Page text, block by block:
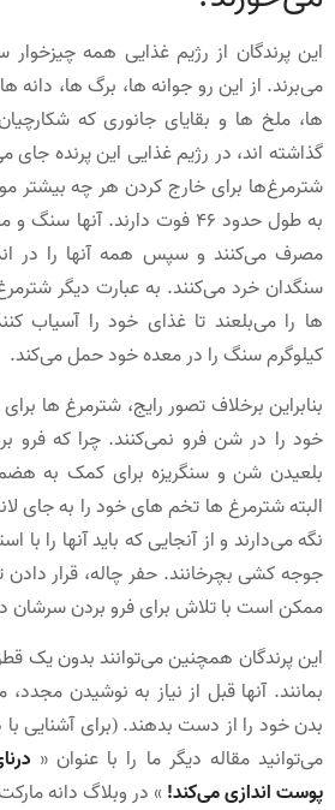
این پرندگان از رژیم غذایی همه
می‌برند. از این رو جوانه ها، برگ ها،
ها، ملخ ها و بقایای جانوری که
گذاشته اند، در رژیم غذایی این پرنده
شترمرغ‌ها برای خارج کردن هر چه بیشتر
به طول حدود 46 فوت دارند.
مصرف می‌کنند و سپس همه آنها را در
سنگدان خرد می‌کنند. به عبارت دیگر
کیلوگرم سنگ را در معده خود حمل می‌کند.
بنابراین برخلاف تصور رایج، شترمرغ ها
خود را در شن فرو نمی‌کنند. چرا که فرو
بلعیدن شن و سنگریزه برای کمک به
البته شترمرغ ها تخم های خود را به جای
نگه می‌دارند و از آنجایی که باید آنها را با
جوجه کشی بچرخانند. حفر چاله، قرار
ممکن است با تلاش برای فرو بردن سرشان
این پرندگان همچنین می‌توانند بدون یک
بمانند. آنها قبل از نیاز به نوشیدن
بدن خود را از دست بدهند. (برای آشنایی با
می‌توانید مقاله دیگر ما را با عنوان «
پوست اندازی می‌کند!» در وبلاگ دانه